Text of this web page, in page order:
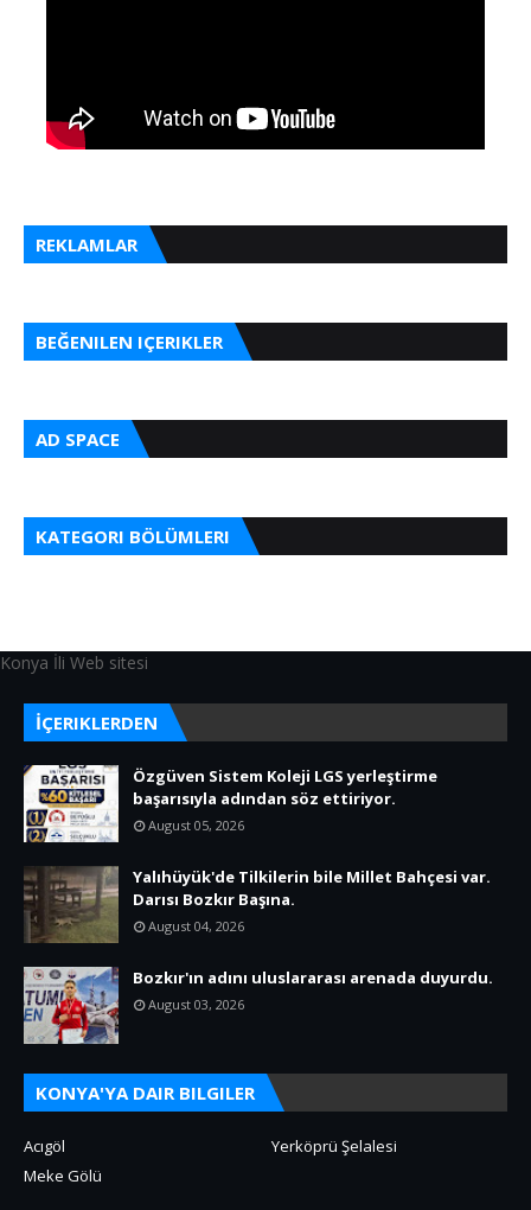
REKLAMLAR
BEĞENILEN IÇERIKLER
AD SPACE
KATEGORI BÖLÜMLERI
Konya İli Web sitesi
İÇERIKLERDEN
Özgüven Sistem Koleji LGS yerleştirme
başarısıyla adından söz ettiriyor.
August 05, 2026
Yalıhüyük'de Tilkilerin bile Millet Bahçesi var.
Darısı Bozkır Başına.
August 04, 2026
Bozkır'ın adını uluslararası arenada duyurdu.
August 03, 2026
KONYA'YA DAIR BILGILER
Acıgöl
Yerköprü Şelalesi
Meke Gölü